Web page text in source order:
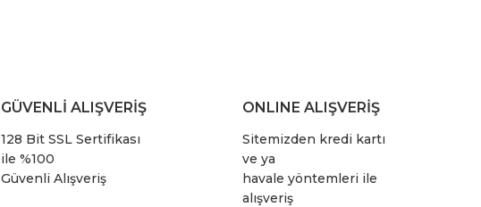
GÜVENLİ ALIŞVERİŞ
128 Bit SSL Sertifikası
ile %100
Güvenli Alışveriş
ONLINE ALIŞVERİŞ
Sitemizden kredi kartı
ve ya
havale yöntemleri ile
alışveriş